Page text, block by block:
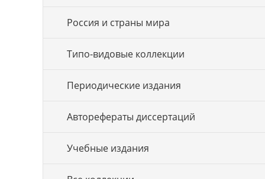
Россия и страны мира
Типо-видовые коллекции
Периодические издания
Авторефераты диссертаций
Учебные издания